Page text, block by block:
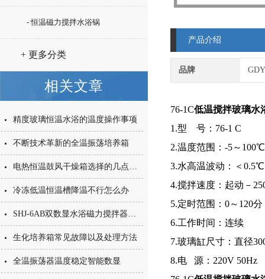
- 恒温磁力搅拌水浴锅
+ 更多分类
相关文章
精度玻璃恒温水浴的温度操作事项
不断技术革新的全温振荡培养箱
电热恒温鼓风干燥箱选择的几点建议
冷冻低温恒温槽降温不行怎么办
SHJ-6AB双数显水浴磁力搅拌器可以恒温恒速数控
生化培养箱常见故障以及处理方法
全温振荡器温度稳定智能数显
产品介绍
品牌
76-1C低温搅拌玻璃水
1.型 号：76-1 C
2.温度范围：-5～100℃
3.水高温波动：＜0.5℃
4.搅拌速度：起动－
5.定时范围：0～120分
6.工作时间：连续
7.玻璃缸尺寸：直径
8.电 源：220V 50Hz